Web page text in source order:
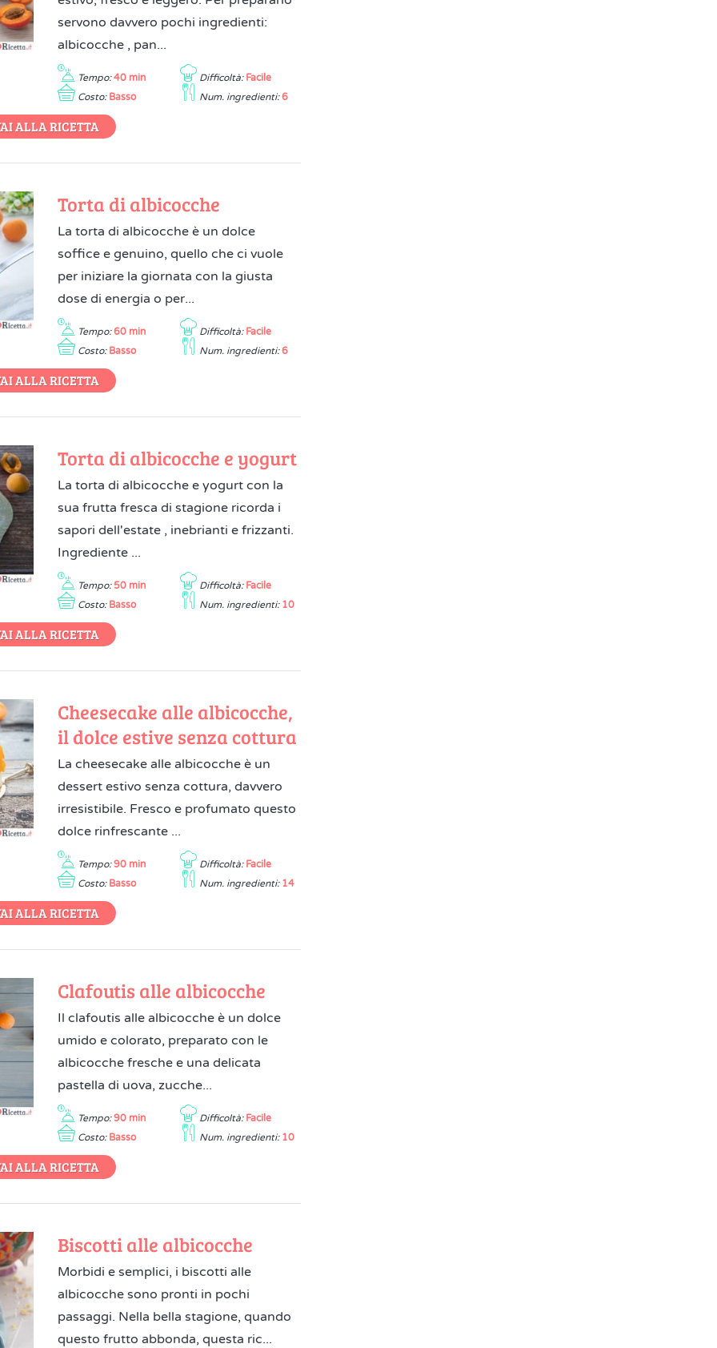
servono davvero pochi ingredienti:
albicocche , pan...
Tempo: 40 min Difficoltà: Facile
Costo: Basso Num. ingredienti: 6
ALLA RICETTA
Torta di albicocche
La torta di albicocche è un dolce
soffice e genuino, quello che ci vuole
per iniziare la giornata con la giusta
dose di energia o per...
Tempo: 60 min Difficoltà: Facile
Costo: Basso Num. ingredienti: 6
ALLA RICETTA
Torta di albicocche e yogurt
La torta di albicocche e yogurt con la
sua frutta fresca di stagione ricorda i
sapori dell'estate , inebrianti e frizzanti.
Ingrediente ...
Tempo: 50 min Difficoltà: Facile
Costo: Basso Num. ingredienti: 10
ALLA RICETTA
Cheesecake alle albicocche,
il dolce estive senza cottura
La cheesecake alle albicocche è un
dessert estivo senza cottura, davvero
irresistibile. Fresco e profumato questo
dolce rinfrescante ...
Tempo: 90 min Difficoltà: Facile
Costo: Basso Num. ingredienti: 14
ALLA RICETTA
Clafoutis alle albicocche
Il clafoutis alle albicocche è un dolce
umido e colorato, preparato con le
albicocche fresche e una delicata
pastella di uova, zucche...
Tempo: 90 min Difficoltà: Facile
Costo: Basso Num. ingredienti: 10
ALLA RICETTA
Biscotti alle albicocche
Morbidi e semplici, i biscotti alle
albicocche sono pronti in pochi
passaggi. Nella bella stagione, quando
questo frutto abbonda, questa ric...